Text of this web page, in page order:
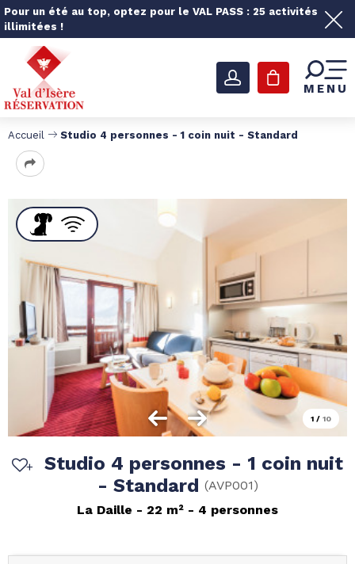
Pour un été au top, optez pour le VAL PASS : 25 activités
illimitées !
MENU
Accueil Studio 4 personnes - 1 coin nuit - Standard
1 / 10
Studio 4 personnes - 1 coin nuit
- Standard (AVP001)
La Daille
22 m² 4 personnes